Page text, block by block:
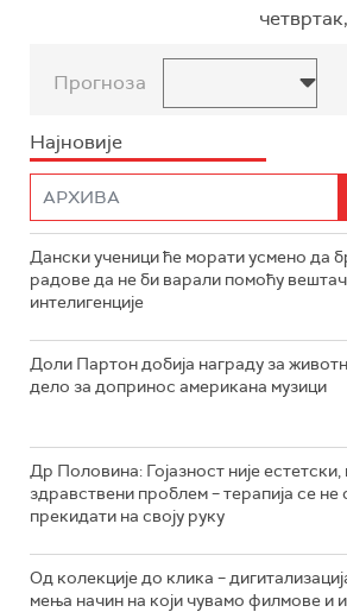
Прогноза
Најновије
Дански ученици ће морати усмено да
радове да не би варали помоћу
интелигенције
Доли Партон добија награду за
дело за допринос американа музици
Др Половина: Гојазност није естетски,
здравствени проблем – терапија се не
прекидати на своју руку
Од колекције до клика –
мења начин на који чувамо филмове и